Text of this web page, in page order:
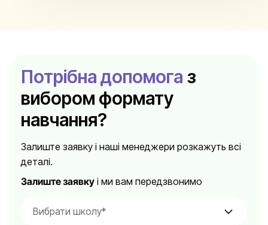
Потрібна допомога з
вибором формату
навчання?
Залиште заявку і наші менеджери розкажуть всі
деталі.
Залиште заявку і ми вам передзвонимо